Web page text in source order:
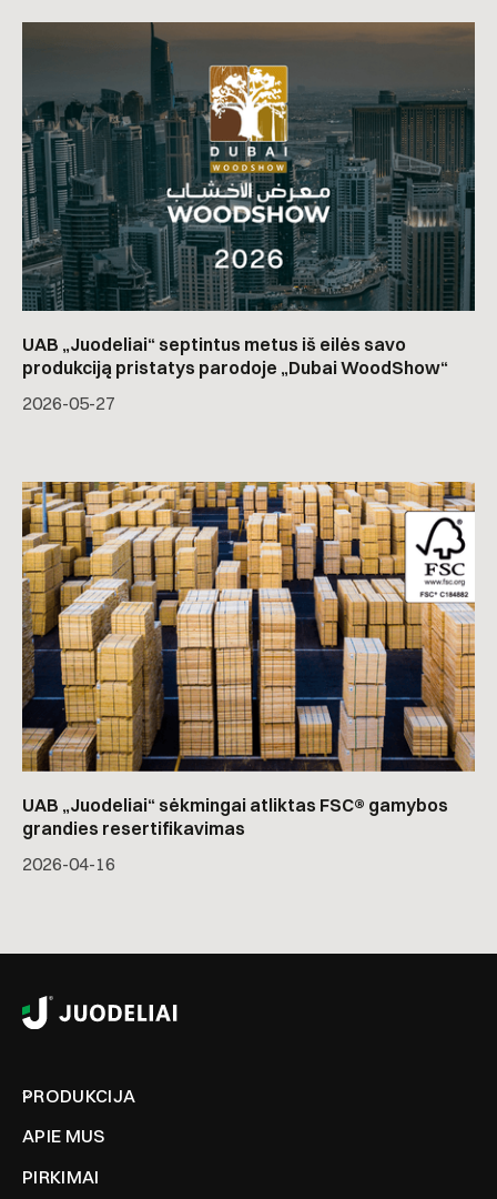
UAB „Juodeliai“ septintus metus iš eilės savo
produkciją pristatys parodoje „Dubai WoodShow“
2026-05-27
UAB „Juodeliai“ sėkmingai atliktas FSC® gamybos
grandies resertifikavimas
2026-04-16
PRODUKCIJA
APIE MUS
PIRKIMAI